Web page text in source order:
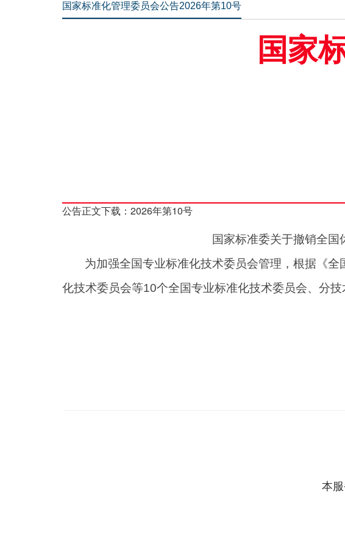
国家标准化管理委员会公告2026年第10号
国家
公告正文下载： 2026年第10号
国家标准委关于撤销全
为加强全国专业标准化技术委员会管理，根据《
化技术委员会等10个全国专业标准化技术委员会、分
本